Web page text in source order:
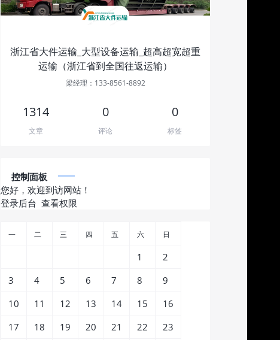
浙江省大件运输_大型设备运输_超高超宽超重
运输（浙江省到全国往返运输）
梁经理：133-8561-8892
1314
文章
0
评论
0
标签
控制面板
您好，欢迎到访网站！
登录后台 查看权限
一 二 三 四 五 六 日
1
2
3
4 5 6 7 8
9
10
11 12 13 14 15
16
17
18 19 20 21 22 23